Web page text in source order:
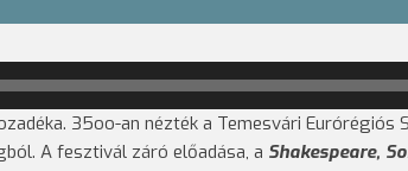
35oo-an nézték a Temesvári
A fesztivál záró előadása, a Shakespeare,